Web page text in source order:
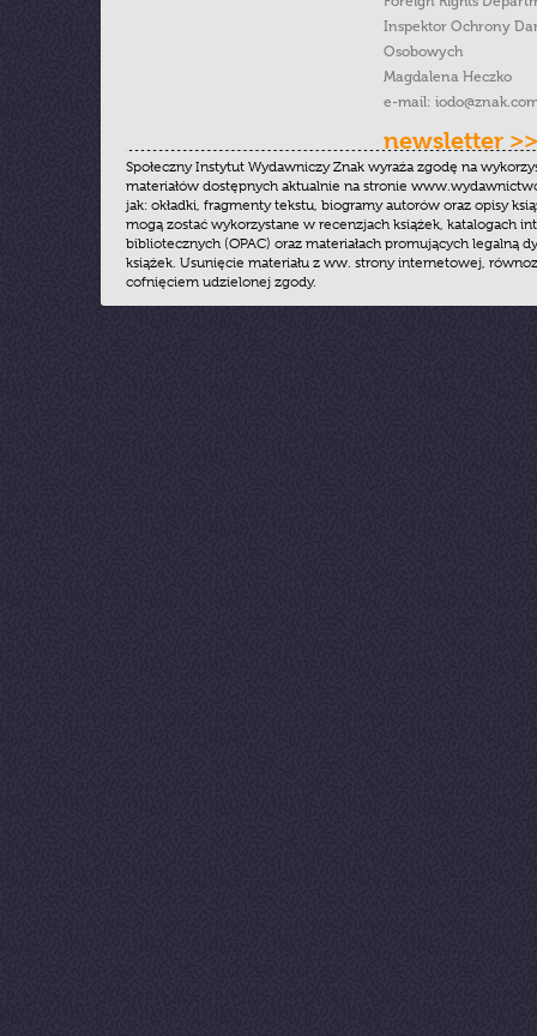
Inspektor Ochrony
Osobowych
Magdalena Heczko
e-mail:
newsletter >>
Społeczny Instytut Wydawniczy Znak wyraża zgodę na
materiałów dostępnych aktualnie na stronie
jak: okładki, fragmenty tekstu, biogramy autorów oraz opisy
mogą zostać wykorzystane w recenzjach książek, katalogach
bibliotecznych (OPAC) oraz materiałach promujących legalną
książek. Usunięcie materiału z ww. strony internetowej,
cofnięciem udzielonej zgody.